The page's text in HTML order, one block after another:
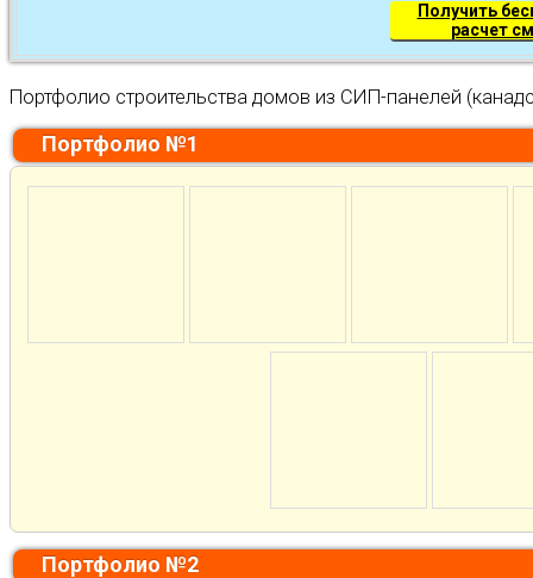
Получить
расчет
Портфолио строительства домов из СИП-панелей
Портфолио №1
Портфолио №2